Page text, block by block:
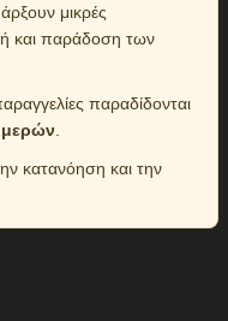
μικρές
και παράδοση των
παραδίδονται
κατανόηση και την